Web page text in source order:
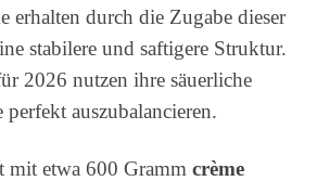
erhalten durch die Zugabe dieser
stabilere und saftigere Struktur.
2026 nutzen ihre säuerliche
auszubalancieren.
mit etwa 600 Gramm crème